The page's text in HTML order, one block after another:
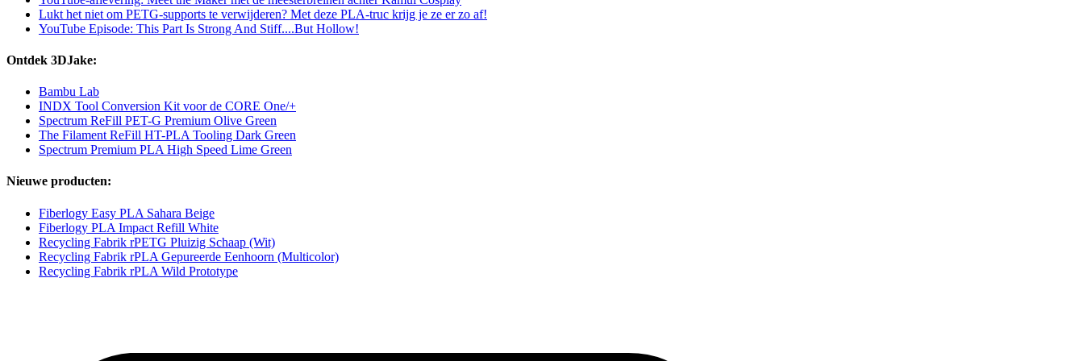
Lukt het niet om PETG-supports te verwijderen? Met deze PLA-truc krijg je ze er zo af!
YouTube Episode: This Part Is Strong And Stiff....But Hollow!
Ontdek 3DJake:
Bambu Lab
INDX Tool Conversion Kit voor de CORE One/+
Spectrum ReFill PET-G Premium Olive Green
The Filament ReFill HT-PLA Tooling Dark Green
Spectrum Premium PLA High Speed Lime Green
Nieuwe producten:
Fiberlogy Easy PLA Sahara Beige
Fiberlogy PLA Impact Refill White
Recycling Fabrik rPETG Pluizig Schaap (Wit)
Recycling Fabrik rPLA Gepureerde Eenhoorn (Multicolor)
Recycling Fabrik rPLA Wild Prototype